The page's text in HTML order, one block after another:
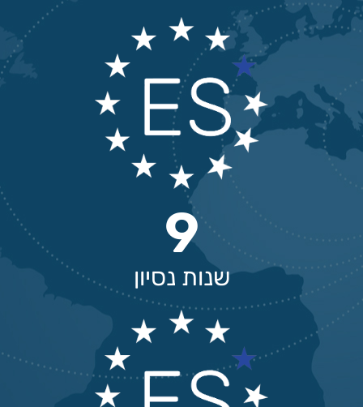
שנות נסיון
9